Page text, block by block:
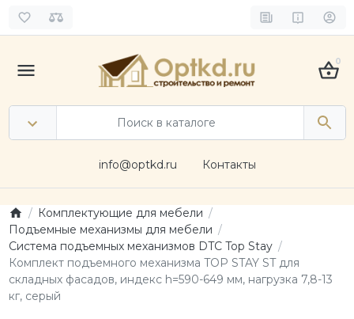
0
info@optkd.ru Контакты
Комплектующие для мебели
Подъемные механизмы для мебели
Система подъемных механизмов DTC Top Stay
Комплект подъемного механизма TOP STAY ST для
складных фасадов, индекс h=590-649 мм, нагрузка 7,8-13
кг, серый